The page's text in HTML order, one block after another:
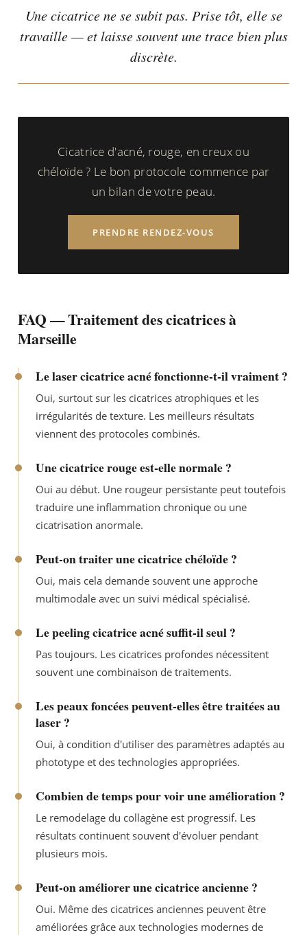
Une cicatrice ne se subit pas. Prise tôt, elle se
travaille — et laisse souvent une trace bien plus
discrète.
Cicatrice d'acné, rouge, en creux ou
chéloïde ? Le bon protocole commence par
un bilan de votre peau.
PRENDRE RENDEZ-VOUS
FAQ — Traitement des cicatrices à
Marseille
Le laser cicatrice acné fonctionne-t-il vraiment ?
Oui, surtout sur les cicatrices atrophiques et les
irrégularités de texture. Les meilleurs résultats
viennent des protocoles combinés.
Une cicatrice rouge est-elle normale ?
Oui au début. Une rougeur persistante peut toutefois
traduire une inflammation chronique ou une
cicatrisation anormale.
Peut-on traiter une cicatrice chéloïde ?
Oui, mais cela demande souvent une approche
multimodale avec un suivi médical spécialisé.
Le peeling cicatrice acné suffit-il seul ?
Pas toujours. Les cicatrices profondes nécessitent
souvent une combinaison de traitements.
Les peaux foncées peuvent-elles être traitées au
laser ?
Oui, à condition d'utiliser des paramètres adaptés au
phototype et des technologies appropriées.
Combien de temps pour voir une amélioration ?
Le remodelage du collagène est progressif. Les
résultats continuent souvent d'évoluer pendant
plusieurs mois.
Peut-on améliorer une cicatrice ancienne ?
Oui. Même des cicatrices anciennes peuvent être
améliorées grâce aux technologies modernes de